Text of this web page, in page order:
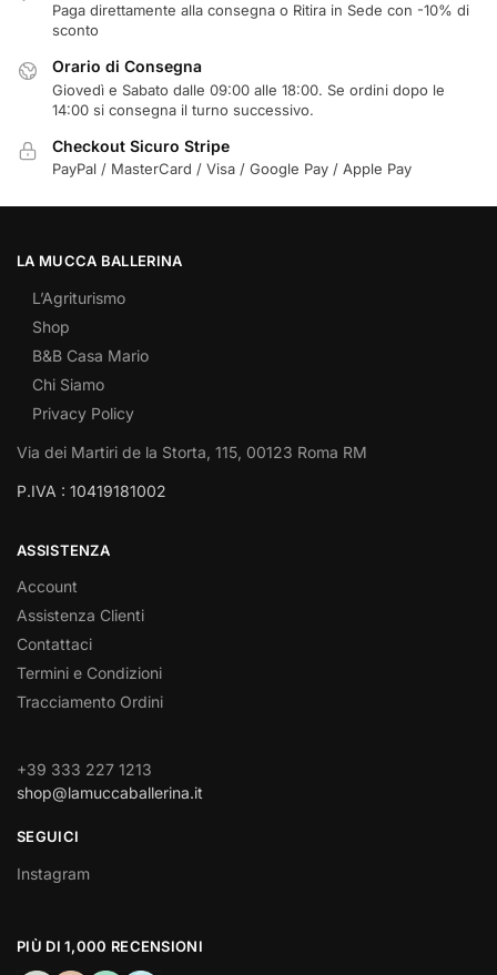
Paga direttamente alla consegna o Ritira in Sede con -10% di
sconto
Orario di Consegna
Giovedì e Sabato dalle 09:00 alle 18:00. Se ordini dopo le
14:00 si consegna il turno successivo.
Checkout Sicuro Stripe
PayPal / MasterCard / Visa / Google Pay / Apple Pay
LA MUCCA BALLERINA
L’Agriturismo
Shop
B&B Casa Mario
Chi Siamo
Privacy Policy
Via dei Martiri de la Storta, 115, 00123 Roma RM
P.IVA : 10419181002
ASSISTENZA
Account
Assistenza Clienti
Contattaci
Termini e Condizioni
Tracciamento Ordini
+39 333 227 1213
shop@lamuccaballerina.it
SEGUICI
Instagram
PIÙ DI 1,000 RECENSIONI